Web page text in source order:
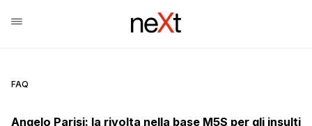
FAQ
Angelo Parisi: la rivolta nella base M5S per gli insulti